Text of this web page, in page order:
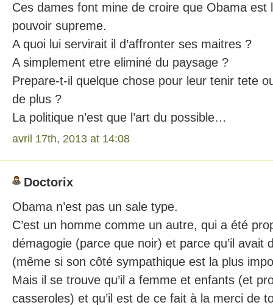
Ces dames font mine de croire que Obama est
pouvoir supreme.
A quoi lui servirait il d’affronter ses maitres ?
A simplement etre eliminé du paysage ?
Prepare-t-il quelque chose pour leur tenir tete
de plus ?
La politique n’est que l’art du possible…
avril 17th, 2013 at 14:08
Doctorix
Obama n’est pas un sale type.
C’est un homme comme un autre, qui a été
démagogie (parce que noir) et parce qu’il avait
(même si son côté sympathique est la plus
Mais il se trouve qu’il a femme et enfants (et
casseroles) et qu’il est de ce fait à la merci de